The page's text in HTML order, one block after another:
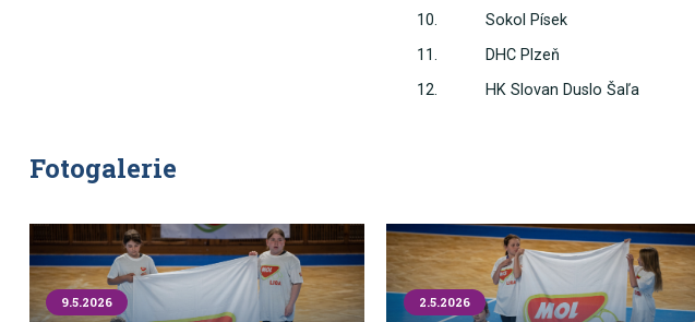
10.
Sokol Písek
11.
DHC Plzeň
12.
HK Slovan Duslo Šaľa
Fotogalerie
9.5.2026 2.5.2026